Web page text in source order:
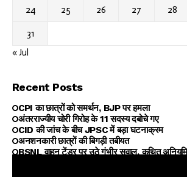
24 25 26 27 28
31
« Jul
Recent Posts
CPI का छात्रों को समर्थन, BJP पर हमला
अंतरराज्यीय चोरी गिरोह के 11 सदस्य दबोचे गए
CID की जांच के बीच JPSC में बड़ा घटनाक्रम
अनशनकारी छात्रों की बिगड़ी तबीयत
BSNL वाहन टेंडर पर उठे गंभीर सवाल, कथित